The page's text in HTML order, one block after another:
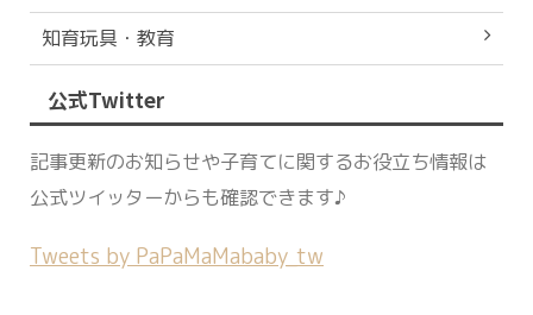
知育玩具・教育
公式Twitter
記事更新のお知らせや子育てに関するお役立ち情報は
公式ツイッターからも確認できます♪
Tweets by PaPaMaMababy_tw